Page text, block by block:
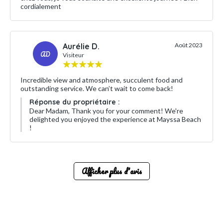
cordialement
AD
Aurélie D.
Visiteur
Août 2023
Incredible view and atmosphere, succulent food and
outstanding service. We can’t wait to come back!
Réponse du propriétaire :
Dear Madam, Thank you for your comment! We're
delighted you enjoyed the experience at Mayssa Beach
!
Afficher plus d'avis